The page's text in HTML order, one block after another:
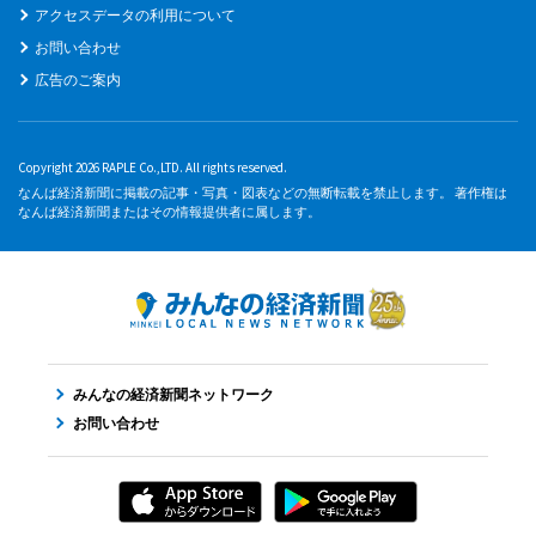
アクセスデータの利用について
お問い合わせ
広告のご案内
Copyright 2026 RAPLE Co.,LTD. All rights reserved.
なんば経済新聞に掲載の記事・写真・図表などの無断転載を禁止します。 著作権は
なんば経済新聞またはその情報提供者に属します。
みんなの経済新聞ネットワーク
お問い合わせ